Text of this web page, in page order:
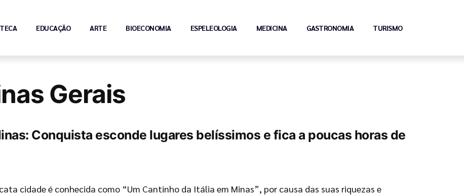
EDUCAÇÃO ARTE BIOECONOMIA ESPELEOLOGIA MEDICINA GASTRONOMIA TURISMO
Gerais
Conquista esconde lugares belíssimos e fica a poucas horas de
cidade é conhecida como “Um Cantinho da Itália em Minas”, por causa das suas riquezas e